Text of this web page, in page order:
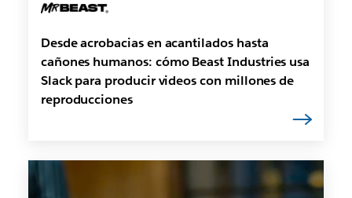
Desde acrobacias en acantilados hasta
cañones humanos: cómo Beast Industries usa
Slack para producir videos con millones de
reproducciones